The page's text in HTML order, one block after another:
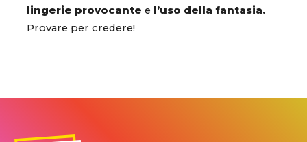
lingerie provocante e l’uso della fantasia.
Provare per credere!